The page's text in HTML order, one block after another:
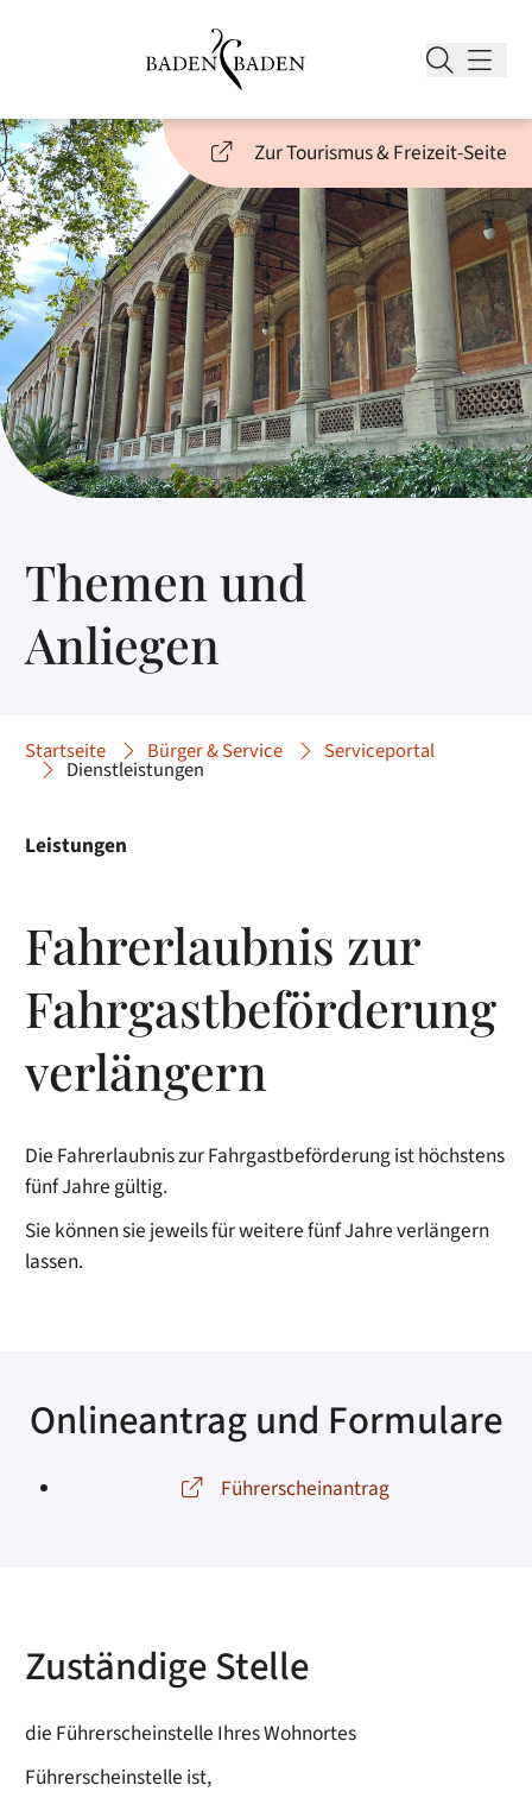
Zur Tourismus & Freizeit-Seite
Themen und
Anliegen
Startseite Bürger & Service Serviceportal
Dienstleistungen
Leistungen
Fahrerlaubnis zur
Fahrgastbeförderung
verlängern
Die Fahrerlaubnis zur Fahrgastbeförderung ist höchstens
fünf Jahre gültig.
Sie können sie jeweils für weitere fünf Jahre verlängern
lassen.
Onlineantrag und Formulare
Führerscheinantrag
Zuständige Stelle
die Führerscheinstelle Ihres Wohnortes
Führerscheinstelle ist,